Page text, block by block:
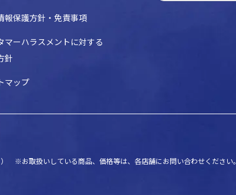
報保護方針・免責事項
マーハラスメントに対する
針
マップ
） ※お取扱いしている商品、価格等は、各店舗にお問い合わせください。